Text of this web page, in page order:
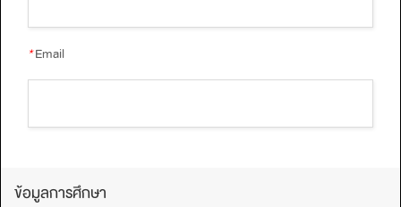
*Email
ข้อมูลการศึกษา